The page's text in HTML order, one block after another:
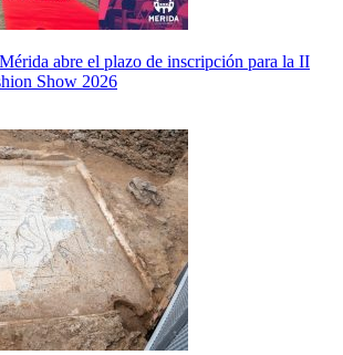
abre el plazo de inscripción para la II
Show 2026